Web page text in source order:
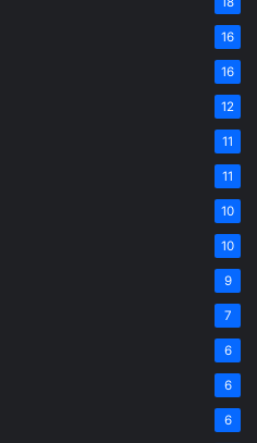
16
16
12
11
11
10
10
9
7
6
6
6